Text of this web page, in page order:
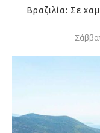
Βραζιλία: Σε